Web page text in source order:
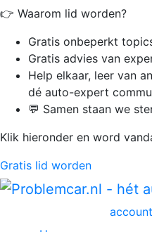
👉 Waarom lid worden?
Gratis onbeperkt
Gratis advies van
Help elkaar, leer van
dé auto-expert
💬 Samen staan we
Klik hieronder en word
Gratis lid worden